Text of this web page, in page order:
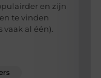
en zijn
te vinden
al één).